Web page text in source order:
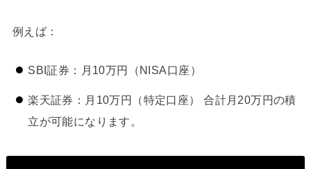
例えば：
SBI証券：月10万円（NISA口座）
楽天証券：月10万円（特定口座） 合計月20万円の積
立が可能になります。